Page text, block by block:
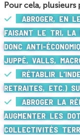
Pour cela, plusieurs
ABROGER, EN
FAISANT LE TRI, LA
DONC ANTI-
JUPPÉ, VALLS,
RÉTABLIR
RETRAITES, ETC.)
ABROGER LA
AUGMENTER LES
COLLECTIVITÉS